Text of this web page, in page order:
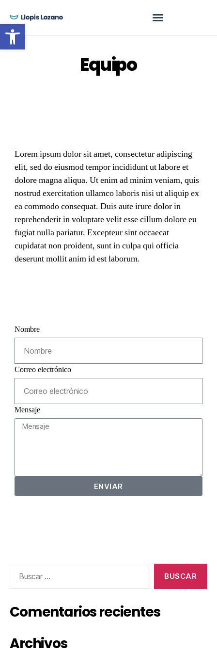
Equipo
Lorem ipsum dolor sit amet, consectetur adipiscing
elit, sed do eiusmod tempor incididunt ut labore et
dolore magna aliqua. Ut enim ad minim veniam, quis
nostrud exercitation ullamco laboris nisi ut aliquip ex
ea commodo consequat. Duis aute irure dolor in
reprehenderit in voluptate velit esse cillum dolore eu
fugiat nulla pariatur. Excepteur sint occaecat
cupidatat non proident, sunt in culpa qui officia
deserunt mollit anim id est laborum.
Nombre
Correo electrónico
Mensaje
ENVIAR
Comentarios recientes
Archivos
Abrir barra de herramientas